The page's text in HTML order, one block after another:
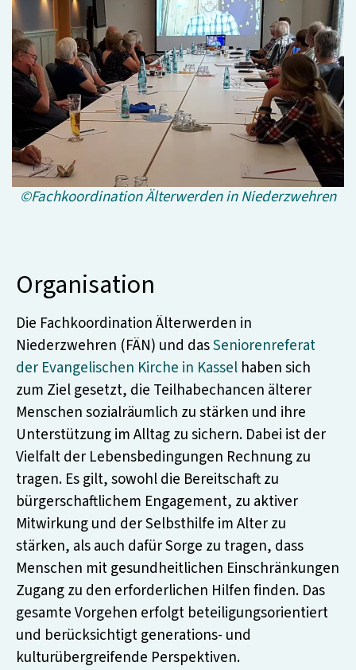
©Fachkoordination Älterwerden in Niederzwehren
Organisation
Die Fachkoordination Älterwerden in
Niederzwehren (FÄN) und dasSeniorenreferat
der Evangelischen Kirche in Kassel haben sich
zum Ziel gesetzt, die Teilhabechancen älterer
Menschen sozialräumlich zu stärken und ihre
Unterstützung im Alltag zu sichern. Dabei ist der
Vielfalt der Lebensbedingungen Rechnung zu
tragen. Es gilt, sowohl die Bereitschaft zu
bürgerschaftlichem Engagement, zu aktiver
Mitwirkung und der Selbsthilfe im Alter zu
stärken, als auch dafür Sorge zu tragen, dass
Menschen mit gesundheitlichen Einschränkungen
Zugang zu den erforderlichen Hilfen finden. Das
gesamte Vorgehen erfolgt beteiligungsorientiert
und berücksichtigt generations- und
kulturübergreifende Perspektiven.